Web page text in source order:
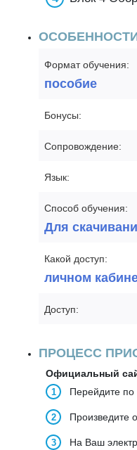
Формат обучения:
пособие
Бонусы:
Сопровождение:
Язык:
Способ обучения:
Для
Какой доступ:
личном
Доступ:
ПРОЦЕСС
Официальный
Перейдите по
Произведите
На Ваш